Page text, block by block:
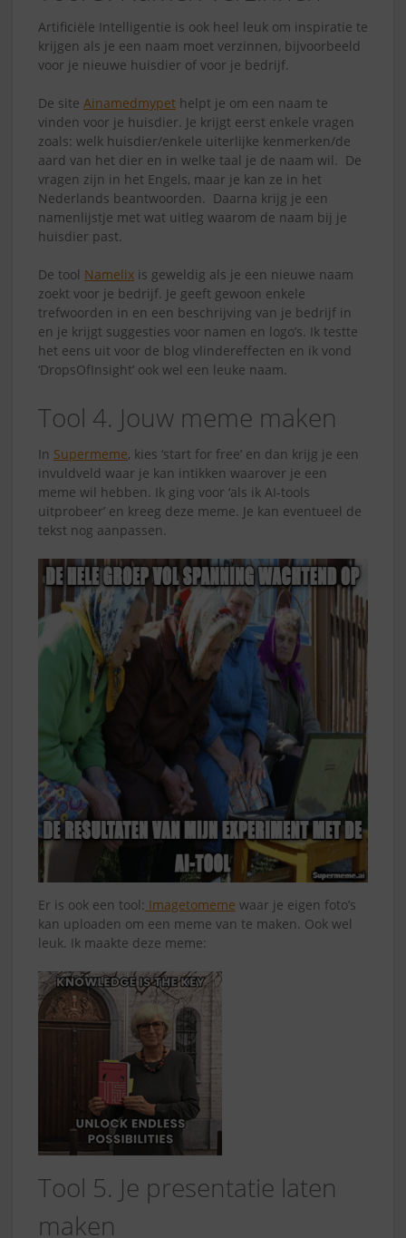
Artificiële Intelligentie is ook heel leuk om inspiratie te
krijgen als je een naam moet verzinnen, bijvoorbeeld
voor je nieuwe huisdier of voor je bedrijf.
De site Ainamedmypet helpt je om een naam te
vinden voor je huisdier. Je krijgt eerst enkele vragen
zoals: welk huisdier/enkele uiterlijke kenmerken/de
aard van het dier en in welke taal je de naam wil. De
vragen zijn in het Engels, maar je kan ze in het
Nederlands beantwoorden. Daarna krijg je een
namenlijstje met wat uitleg waarom de naam bij je
huisdier past.
De tool Namelix is geweldig als je een nieuwe naam
zoekt voor je bedrijf. Je geeft gewoon enkele
trefwoorden in en een beschrijving van je bedrijf in
en je krijgt suggesties voor namen en logo’s. Ik testte
het eens uit voor de blog vlindereffecten en ik vond
‘DropsOfInsight’ ook wel een leuke naam.
Tool 4. Jouw meme maken
In Supermeme, kies ‘start for free’ en dan krijg je een
invuldveld waar je kan intikken waarover je een
meme wil hebben. Ik ging voor ‘als ik AI-tools
uitprobeer’ en kreeg deze meme. Je kan eventueel de
tekst nog aanpassen.
Er is ook een tool: Imagetomeme waar je eigen foto’s
kan uploaden om een meme van te maken. Ook wel
leuk. Ik maakte deze meme:
Tool 5. Je presentatie laten
maken